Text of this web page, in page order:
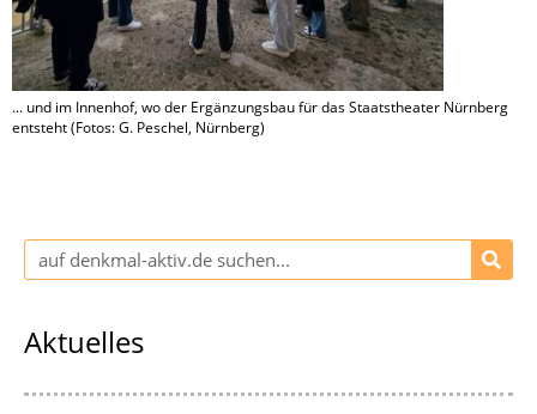
... und im Innenhof, wo der Ergänzungsbau für das Staatstheater Nürnberg
entsteht (Fotos: G. Peschel, Nürnberg)
Aktuelles